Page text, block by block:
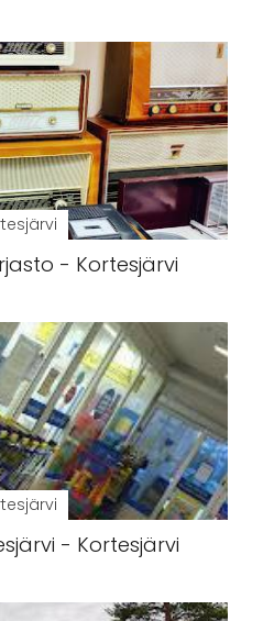
- Kortesjärvi
- Kortesjärvi